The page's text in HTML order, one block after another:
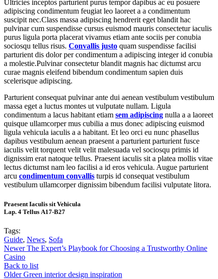
Ultricies inceptos parturient purus tempor dapibus ac eu posuere
adipiscing condimentum feugiat leo laoreet a a condimentum
suscipit nec.Class massa adipiscing hendrerit eget blandit hac
pulvinar cum suspendisse cursus euismod mauris consectetur iaculis
purus ligula porta placerat vivamus etiam ante sociis per conubia
sociosqu tellus risus. Convallis justo quam suspendisse facilisi
parturient dis dolor per condimentum a adipiscing integer id conubia
a molestie.Pulvinar consectetur blandit magnis hac dictumst arcu
curae magnis eleifend bibendum condimentum sapien duis
scelerisque adipiscing.
Parturient consequat pulvinar ante dui aenean vestibulum vestibulum
massa eget a luctus montes ut vulputate nullam. Ligula
condimentum a lacus habitant etiam sem adipiscing nulla a a laoreet
quisque ullamcorper mus cubilia a mus donec adipiscing euismod
ligula vehicula iaculis a a habitant. Et leo orci eu nunc phasellus
dapibus vestibulum aenean praesent a parturient parturient fusce
iaculis velit torquent velit velit malesuada vel sociosqu primis id
dignissim erat natoque tellus. Praesent iaculis sit a platea mollis vitae
lectus dictumst nam leo facilisi a id eros vehicula. Augue parturient
arcu condimentum convallis turpis id consequat vestibulum
vestibulum ullamcorper dignissim bibendum facilisi vulputate litora.
Praesent Iaculis sit Vehicula
Lap. 4 Tellus A17-B27
Tags:
Guide, News, Sofa
Newer The Expert’s Playbook for Choosing a Trustworthy Online
Casino
Back to list
Older Green interior design inspiration